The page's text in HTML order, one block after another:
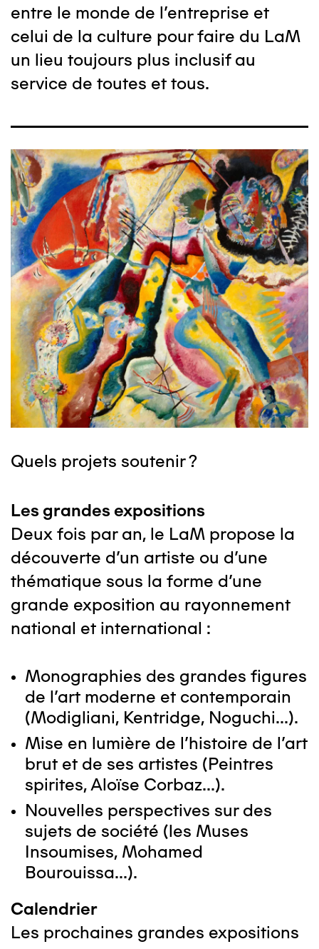
entre le monde de l'entreprise et
celui de la culture pour faire du LaM
un lieu toujours plus inclusif au
service de toutes et tous.
Quels projets soutenir ?
Les grandes expositions
Deux fois par an, le LaM propose la
découverte d'un artiste ou d'une
thématique sous la forme d'une
grande exposition au rayonnement
national et international :
Monographies des grandes figures
de l'art moderne et contemporain
(Modigliani, Kentridge, Noguchi...).
Mise en lumière de l'histoire de l'art
brut et de ses artistes (Peintres
spirites, Aloïse Corbaz...).
Nouvelles perspectives sur des
sujets de société (les Muses
Insoumises, Mohamed
Bourouissa...).
Calendrier
Les prochaines grandes expositions